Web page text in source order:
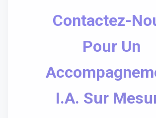
Contactez-
Pour Un
I.A. Sur